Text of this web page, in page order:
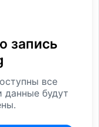
дня. Сколько лет
на
запись
все
будут